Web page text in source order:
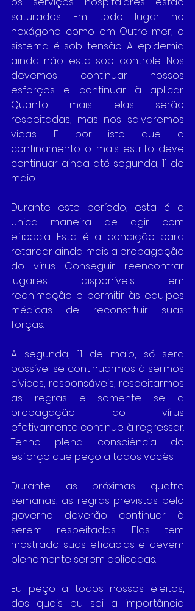
saturados. Em todo lugar no
hexágono como em Outre-mer, o
sistema é sob tensão. A epidemia
ainda não esta sob controle. Nos
devemos continuar nossos
esforços e continuar à aplicar.
Quanto mais elas serão
respeitadas, mas nos salvaremos
vidas. E por isto que o
confinamento o mais estrito deve
continuar ainda até segunda, 11 de
maio.
Durante este período, esta é a
unica maneira de agir com
eficacia. Esta é a condição para
retardar ainda mais a propagação
do vírus. Conseguir reencontrar
lugares disponíveis em
reanimação e permitir às equipes
médicas de reconstituir suas
forças.
A segunda, 11 de maio, só sera
possível se continuarmos à sermos
cívicos, responsáveis, respeitarmos
as regras e somente se a
propagação do vírus
efetivamente continue à regressar.
Tenho plena consciência do
esforço que peço a todos vocês.
Durante as próximas quatro
semanas, as regras previstas pelo
governo deverão continuar à
serem respeitadas. Elas tem
mostrado suas eficacias e devem
plenamente serem aplicadas.
Eu peço a todos nossos eleitos,
dos quais eu sei a importância